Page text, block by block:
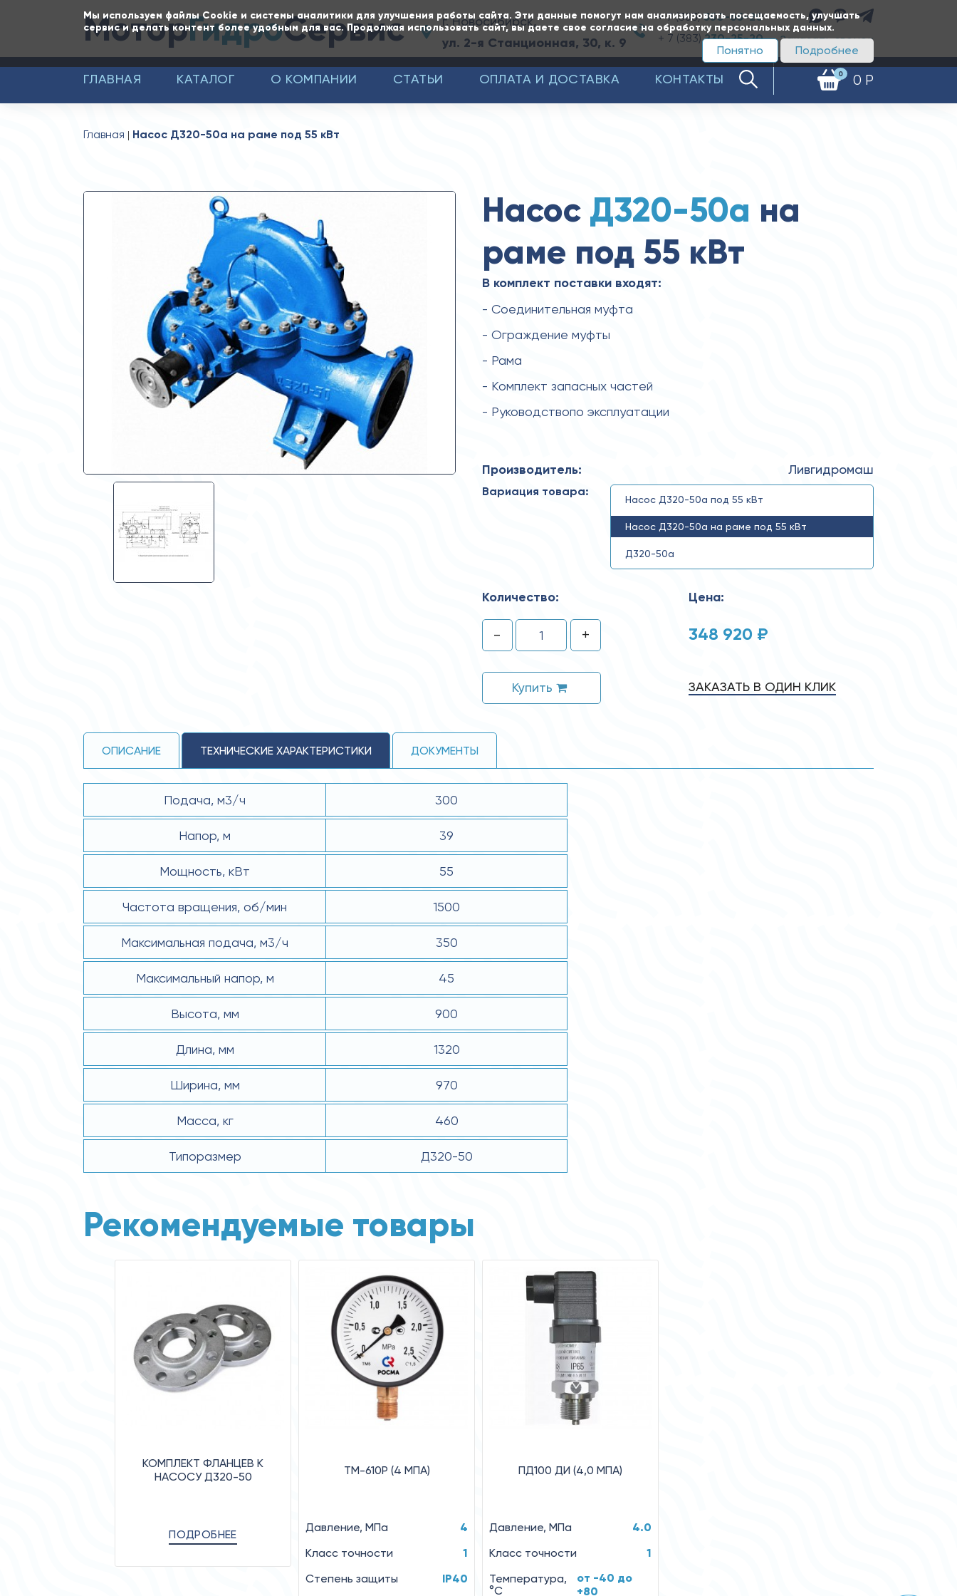
Мы используем файлы Cookie и системы аналитики для улучшения работы сайта. Эти данные помогут нам анализировать посещаемость, улучшать
сервис и делать контент более удобным для вас. Продолжая использовать сайт, вы даете свое согласие на обработку персональных данных.
Подробнее
Понятно
МоторГидроСервис г. Новосибирск,
ул. 2-я Станционная, 30, к. 9
+ 7 (383)350-65-20
+ 7 (383)230-25-20 Заказать звонок
0 0 Р
ГЛАВНАЯ КАТАЛОГ О КОМПАНИИ СТАТЬИ ОПЛАТА И ДОСТАВКА КОНТАКТЫ
Главная Насос Д320-50а на раме под 55 кВт
Насос Д320-50а на
раме под 55 кВт
В комплект поставки входят:
- Соединительная муфта
- Ограждение муфты
- Рама
- Комплект запасных частей
- Руководствопо эксплуатации
Производитель: Ливгидромаш
Вариация товара:
Насос Д320-50а под 55 кВт
Насос Д320-50а на раме под 55 кВт
Д320-50а
Количество:
- +
Купить
Цена:
348 920 ₽
ЗАКАЗАТЬ В ОДИН КЛИК
ОПИСАНИЕ ТЕХНИЧЕСКИЕ ХАРАКТЕРИСТИКИ ДОКУМЕНТЫ
Подача, м3/ч 300
Напор, м 39
Мощность, кВт 55
Частота вращения, об/мин 1500
Максимальная подача, м3/ч 350
Максимальный напор, м 45
Высота, мм 900
Длина, мм 1320
Ширина, мм 970
Масса, кг 460
Типоразмер Д320-50
Рекомендуемые товары
КОМПЛЕКТ ФЛАНЦЕВ К
НАСОСУ Д320-50
ПОДРОБНЕЕ
ТМ-610Р (4 MПA)
Давление, MПa
4
Класс точности
1
Степень защиты
IP40
ПД100 ДИ (4,0 МПА)
Давление, МПа
4.0
Класс точности
1
Температура,
°C
от -40 до
+80